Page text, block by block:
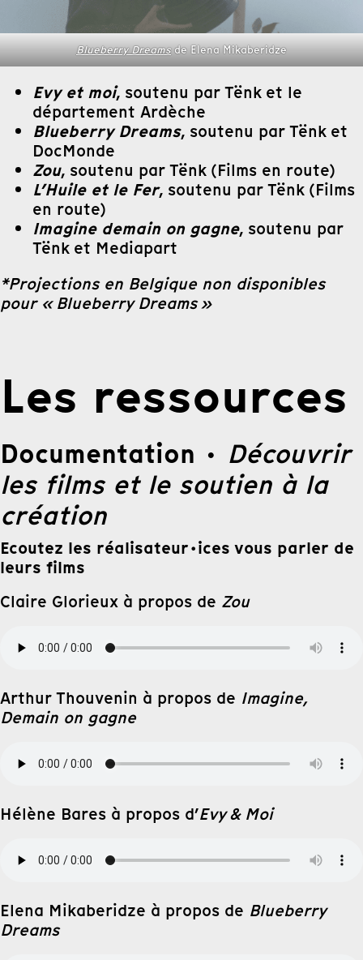
Blueberry Dreamsde Elena Mikaberidze
Evy et moi, soutenu par Tënk et le
département Ardèche
Blueberry Dreams, soutenu par Tënk et
DocMonde
Zou, soutenu par Tënk (Films en route)
L’Huile et le Fer, soutenu par Tënk (Films
en route)
Imagine demain on gagne, soutenu par
Tënk et Mediapart
*Projections en Belgique non disponibles
pour « Blueberry Dreams »
Les ressources
Documentation · Découvrir
les films et le soutien à la
création
Ecoutez les réalisateur·ices vous parler de
leurs films
Claire Glorieux à propos de Zou
Arthur Thouvenin à propos de Imagine,
Demain on gagne
Hélène Bares à propos d’Evy & Moi
Elena Mikaberidze à propos de Blueberry
Dreams